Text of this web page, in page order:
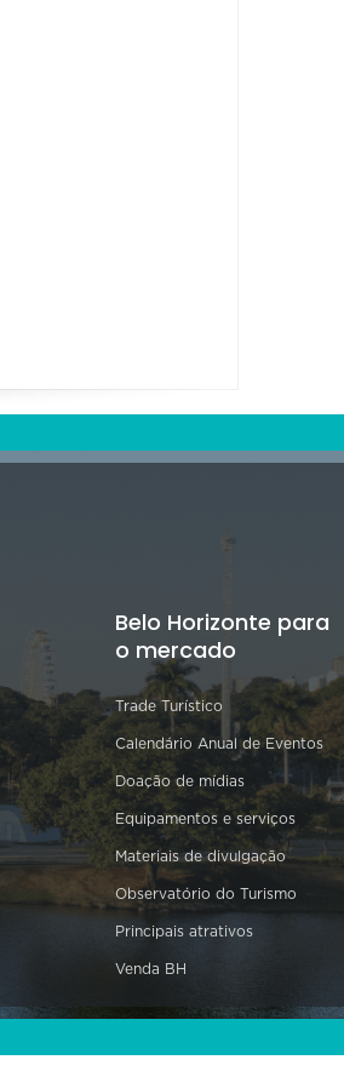
Belo Horizonte para
o mercado
Trade Turístico
Calendário Anual de Eventos
Doação de mídias
Equipamentos e serviços
Materiais de divulgação
Observatório do Turismo
Principais atrativos
Venda BH